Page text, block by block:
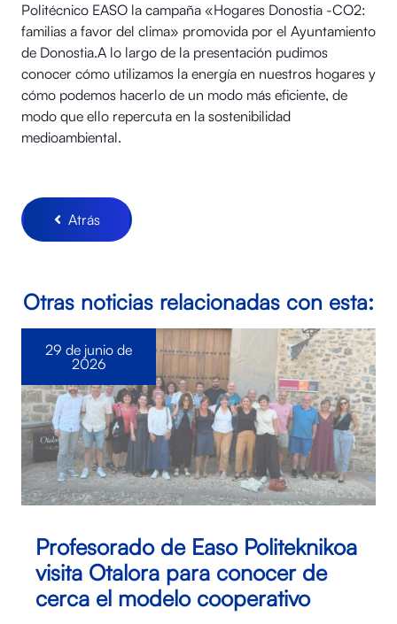
Politécnico EASO la campaña «Hogares Donostia -CO2:
familias a favor del clima» promovida por el Ayuntamiento
de Donostia.A lo largo de la presentación pudimos
conocer cómo utilizamos la energía en nuestros hogares y
cómo podemos hacerlo de un modo más eficiente, de
modo que ello repercuta en la sostenibilidad
medioambiental.
Atrás
Otras noticias relacionadas con esta:
Profesorado de Easo Politeknikoa
visita Otalora para conocer de
cerca el modelo cooperativo
29 de junio de
2026